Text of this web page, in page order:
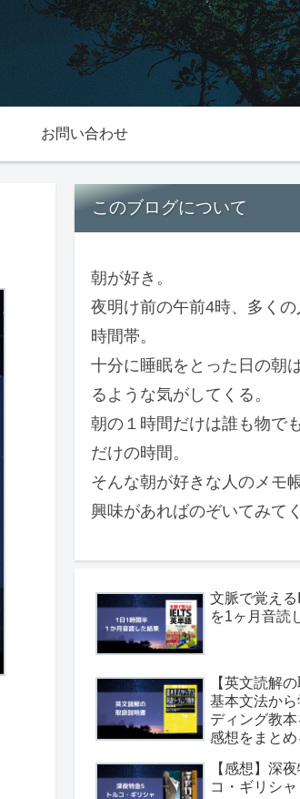
お問い合わせ
このブログについて
朝が好き。
夜明け前の午前4時、多く
時間帯。
十分に睡眠をとった日の朝
るような気がしてくる。
朝の１時間だけは誰も物で
だけの時間。
そんな朝が好きな人のメモ
興味があればのぞいてみて
文脈で覚え
を1ヶ月音読
【英文読解
基本文法か
ディング教
感想をまとめ
【感想】深
コ・ギリシ